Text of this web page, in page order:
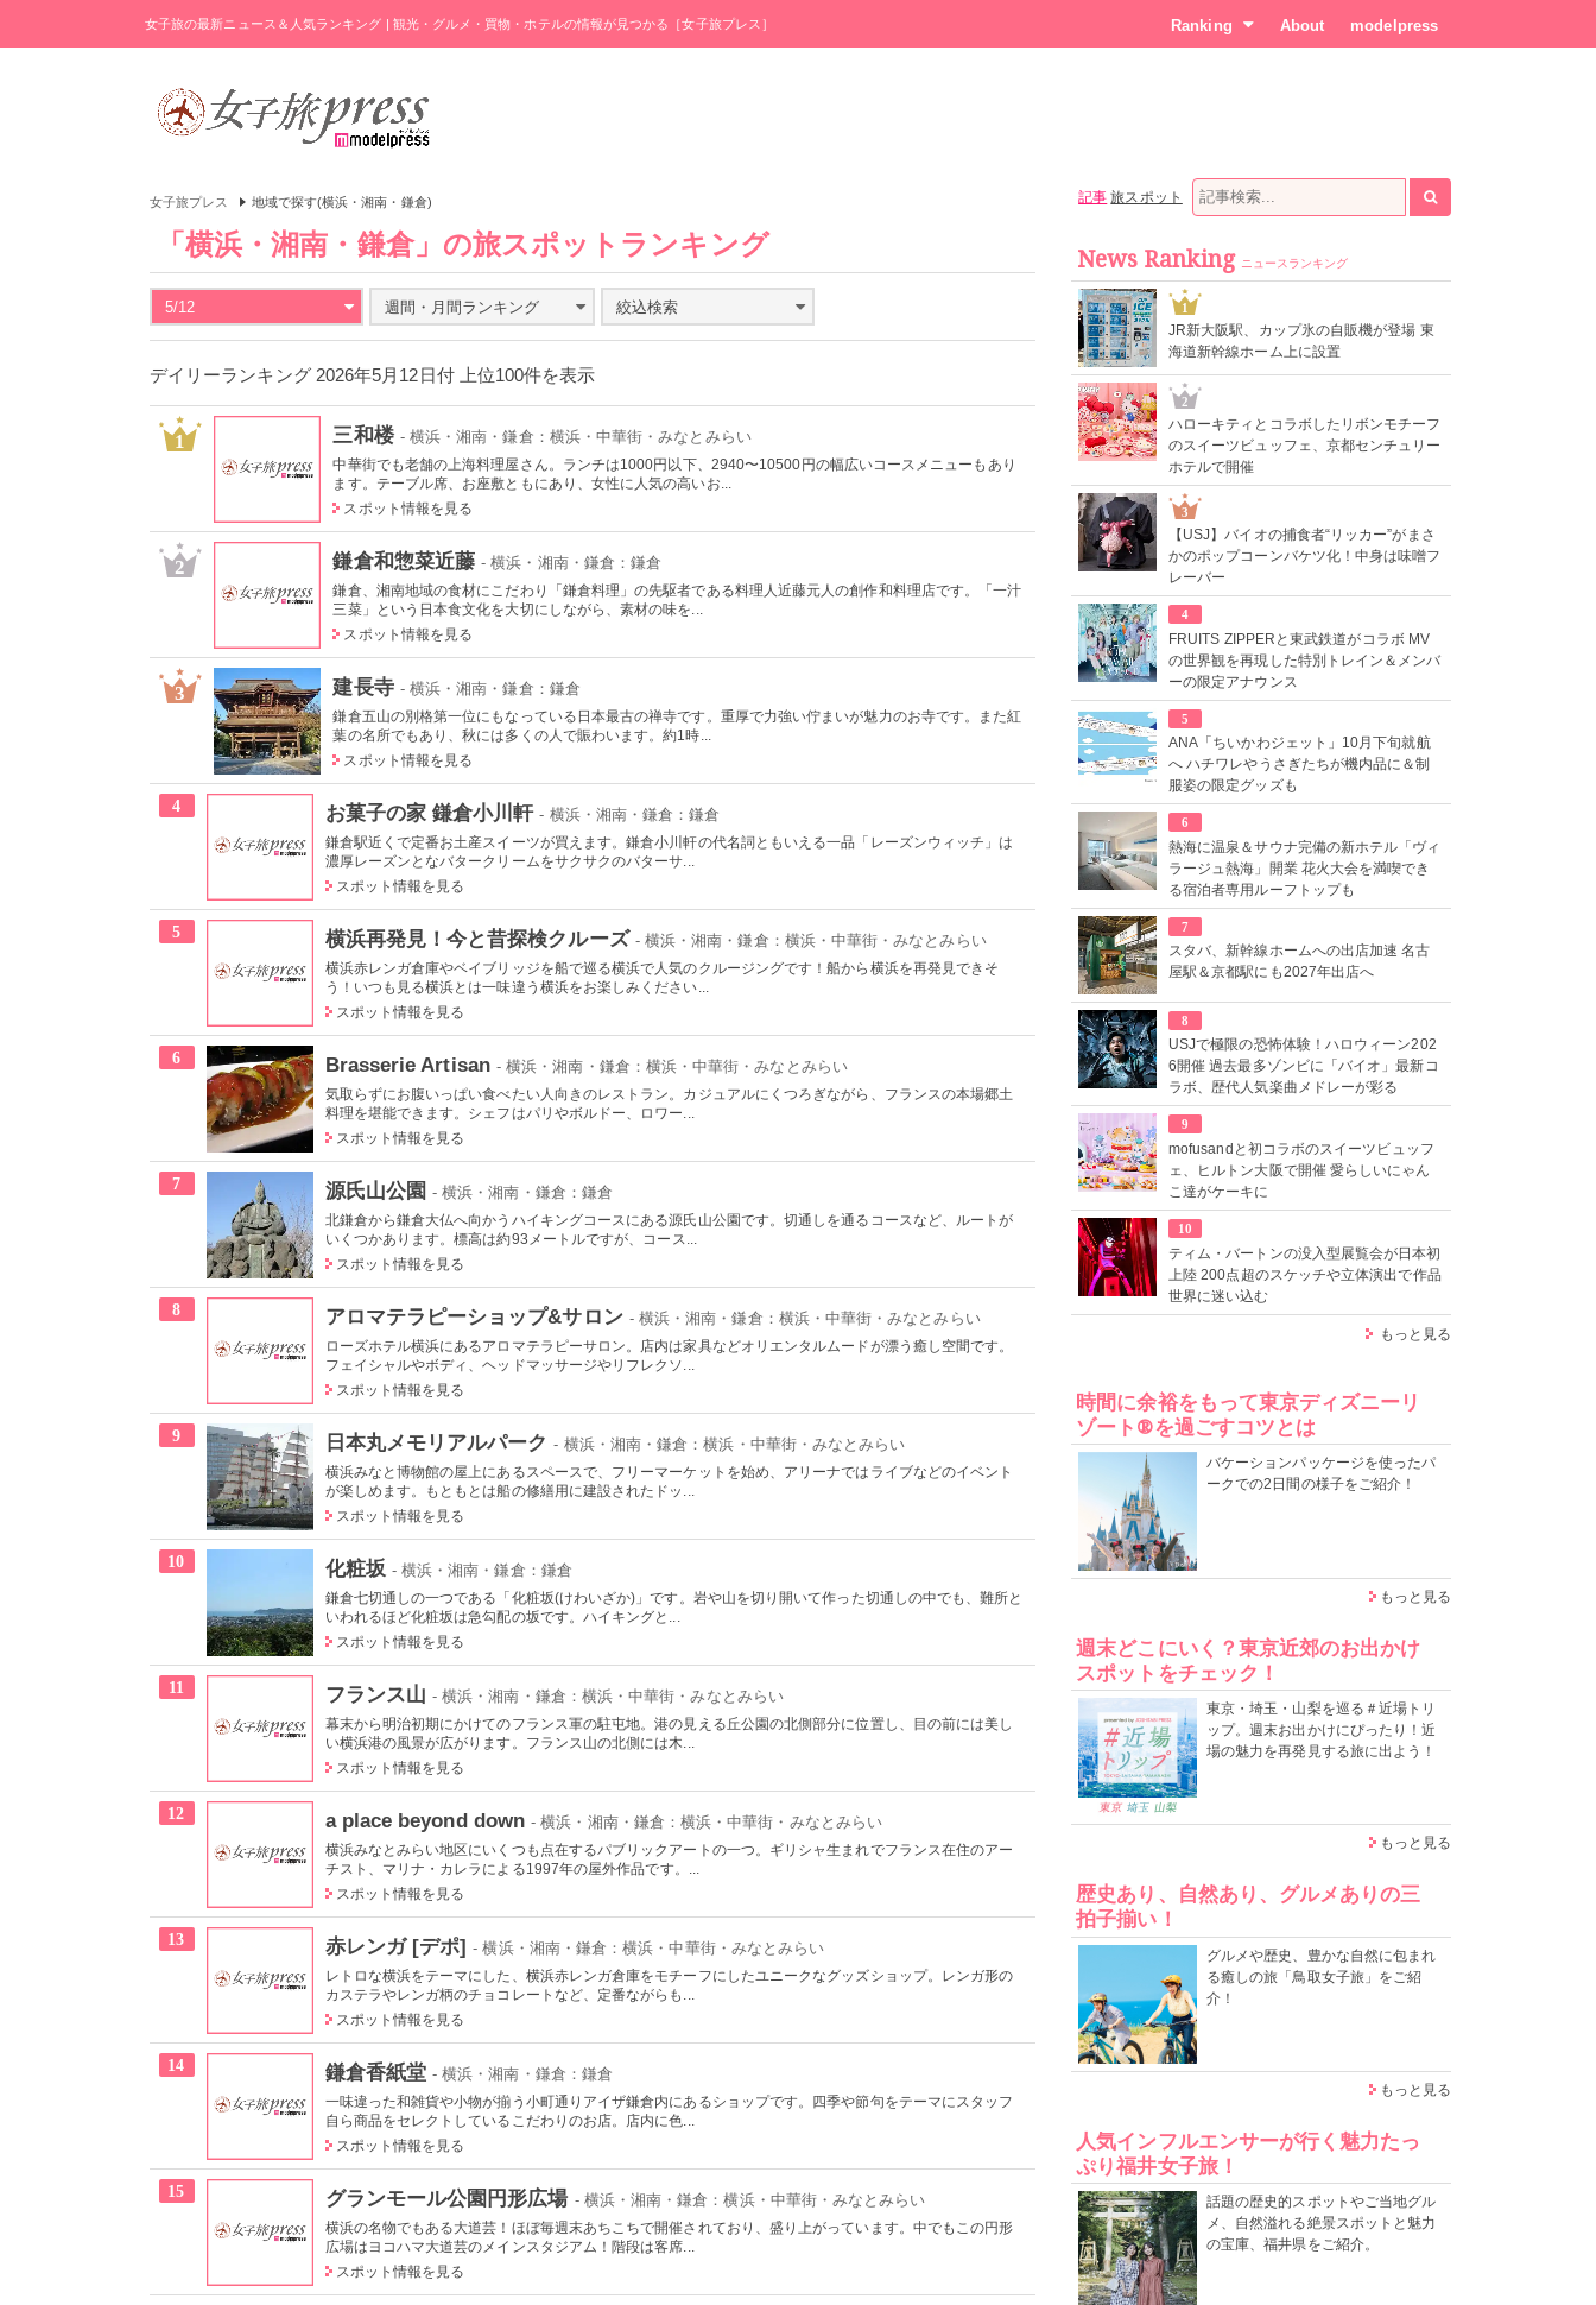
女子旅の最新ニュース＆人気ランキング | 観光・グルメ・買物・ホテルの情報が見つかる［女子旅プレス］ Ranking About modelpress
女子旅プレス 地域で探す(横浜・湘南・鎌倉)
「横浜・湘南・鎌倉」の旅スポットランキング
5/12 週間・月間ランキング 絞込検索
デイリーランキング 2026年5月12日付 上位100件を表示
1 三和楼 - 横浜・湘南・鎌倉：横浜・中華街・みなとみらい
中華街でも老舗の上海料理屋さん。ランチは1000円以下、2940〜10500円の幅広いコースメニューもあり
ます。テーブル席、お座敷ともにあり、女性に人気の高いお...
スポット情報を見る
2 鎌倉和惣菜近藤 - 横浜・湘南・鎌倉：鎌倉
鎌倉、湘南地域の食材にこだわり「鎌倉料理」の先駆者である料理人近藤元人の創作和料理店です。「一汁
三菜」という日本食文化を大切にしながら、素材の味を...
スポット情報を見る
3 建長寺 - 横浜・湘南・鎌倉：鎌倉
鎌倉五山の別格第一位にもなっている日本最古の禅寺です。重厚で力強い佇まいが魅力のお寺です。また紅
葉の名所でもあり、秋には多くの人で賑わいます。約1時...
スポット情報を見る
4 お菓子の家 鎌倉小川軒 - 横浜・湘南・鎌倉：鎌倉
鎌倉駅近くで定番お土産スイーツが買えます。鎌倉小川軒の代名詞ともいえる一品「レーズンウィッチ」は
濃厚レーズンとなバタークリームをサクサクのバターサ...
スポット情報を見る
5 横浜再発見！今と昔探検クルーズ - 横浜・湘南・鎌倉：横浜・中華街・みなとみらい
横浜赤レンガ倉庫やベイブリッジを船で巡る横浜で人気のクルージングです！船から横浜を再発見できそ
う！いつも見る横浜とは一味違う横浜をお楽しみください...
スポット情報を見る
6 Brasserie Artisan - 横浜・湘南・鎌倉：横浜・中華街・みなとみらい
気取らずにお腹いっぱい食べたい人向きのレストラン。カジュアルにくつろぎながら、フランスの本場郷土
料理を堪能できます。シェフはパリやボルドー、ロワー...
スポット情報を見る
7 源氏山公園 - 横浜・湘南・鎌倉：鎌倉
北鎌倉から鎌倉大仏へ向かうハイキングコースにある源氏山公園です。切通しを通るコースなど、ルートが
いくつかあります。標高は約93メートルですが、コース...
スポット情報を見る
8 アロマテラピーショップ&サロン - 横浜・湘南・鎌倉：横浜・中華街・みなとみらい
ローズホテル横浜にあるアロマテラピーサロン。店内は家具などオリエンタルムードが漂う癒し空間です。
フェイシャルやボディ、ヘッドマッサージやリフレクソ...
スポット情報を見る
9 日本丸メモリアルパーク - 横浜・湘南・鎌倉：横浜・中華街・みなとみらい
横浜みなと博物館の屋上にあるスペースで、フリーマーケットを始め、アリーナではライブなどのイベント
が楽しめます。もともとは船の修繕用に建設されたドッ...
スポット情報を見る
10 化粧坂 - 横浜・湘南・鎌倉：鎌倉
鎌倉七切通しの一つである「化粧坂(けわいざか)」です。岩や山を切り開いて作った切通しの中でも、難所と
いわれるほど化粧坂は急勾配の坂です。ハイキングと...
スポット情報を見る
11 フランス山 - 横浜・湘南・鎌倉：横浜・中華街・みなとみらい
幕末から明治初期にかけてのフランス軍の駐屯地。港の見える丘公園の北側部分に位置し、目の前には美し
い横浜港の風景が広がります。フランス山の北側には木...
スポット情報を見る
12 a place beyond down - 横浜・湘南・鎌倉：横浜・中華街・みなとみらい
横浜みなとみらい地区にいくつも点在するパブリックアートの一つ。ギリシャ生まれでフランス在住のアー
チスト、マリナ・カレラによる1997年の屋外作品です。...
スポット情報を見る
13 赤レンガ [デポ] - 横浜・湘南・鎌倉：横浜・中華街・みなとみらい
レトロな横浜をテーマにした、横浜赤レンガ倉庫をモチーフにしたユニークなグッズショップ。レンガ形の
カステラやレンガ柄のチョコレートなど、定番ながらも...
スポット情報を見る
14 鎌倉香紙堂 - 横浜・湘南・鎌倉：鎌倉
一味違った和雑貨や小物が揃う小町通りアイザ鎌倉内にあるショップです。四季や節句をテーマにスタッフ
自ら商品をセレクトしているこだわりのお店。店内に色...
スポット情報を見る
15 グランモール公園円形広場 - 横浜・湘南・鎌倉：横浜・中華街・みなとみらい
横浜の名物でもある大道芸！ほぼ毎週末あちこちで開催されており、盛り上がっています。中でもこの円形
広場はヨコハマ大道芸のメインスタジアム！階段は客席...
スポット情報を見る
記事 旅スポット
News Ranking ニュースランキング
1
JR新大阪駅、カップ氷の自販機が登場 東
海道新幹線ホーム上に設置
2
ハローキティとコラボしたリボンモチーフ
のスイーツビュッフェ、京都センチュリー
ホテルで開催
3
【USJ】バイオの捕食者“リッカー”がまさ
かのポップコーンバケツ化！中身は味噌フ
レーバー
4
FRUITS ZIPPERと東武鉄道がコラボ MV
の世界観を再現した特別トレイン＆メンバ
ーの限定アナウンス
5
ANA「ちいかわジェット」10月下旬就航
へ ハチワレやうさぎたちが機内品に＆制
服姿の限定グッズも
6
熱海に温泉＆サウナ完備の新ホテル「ヴィ
ラージュ熱海」開業 花火大会を満喫でき
る宿泊者専用ルーフトップも
7
スタバ、新幹線ホームへの出店加速 名古
屋駅＆京都駅にも2027年出店へ
8
USJで極限の恐怖体験！ハロウィーン202
6開催 過去最多ゾンビに「バイオ」最新コ
ラボ、歴代人気楽曲メドレーが彩る
9
mofusandと初コラボのスイーツビュッフ
ェ、ヒルトン大阪で開催 愛らしいにゃん
こ達がケーキに
10
ティム・バートンの没入型展覧会が日本初
上陸 200点超のスケッチや立体演出で作品
世界に迷い込む
もっと見る
時間に余裕をもって東京ディズニーリ
ゾート®を過ごすコツとは
バケーションパッケージを使ったパ
ークでの2日間の様子をご紹介！
もっと見る
週末どこにいく？東京近郊のお出かけ
スポットをチェック！
東京・埼玉・山梨を巡る＃近場トリ
ップ。週末お出かけにぴったり！近
場の魅力を再発見する旅に出よう！
もっと見る
歴史あり、自然あり、グルメありの三
拍子揃い！
グルメや歴史、豊かな自然に包まれ
る癒しの旅「鳥取女子旅」をご紹
介！
もっと見る
人気インフルエンサーが行く魅力たっ
ぷり福井女子旅！
話題の歴史的スポットやご当地グル
メ、自然溢れる絶景スポットと魅力
の宝庫、福井県をご紹介。